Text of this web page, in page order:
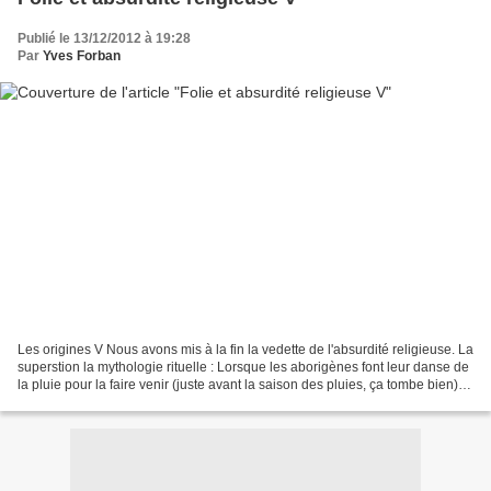
Publié le 13/12/2012 à 19:28
Par Yves Forban
Les origines V Nous avons mis à la fin la vedette de l'absurdité religieuse. La
superstion la mythologie rituelle : Lorsque les aborigènes font leur danse de
la pluie pour la faire venir (juste avant la saison des pluies, ça tombe bien),